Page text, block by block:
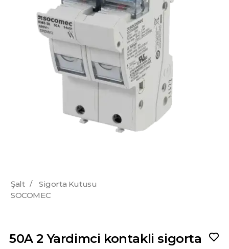
Şalt /
Sigorta Kutusu
SOCOMEC
50A 2 Yardimci kontakli sigorta